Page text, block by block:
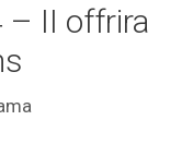
– II offrira